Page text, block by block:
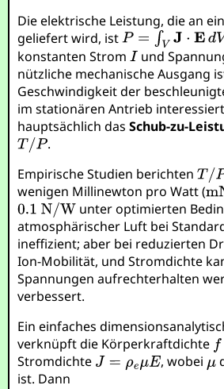
Die elektrische Leistung, die an
geliefert wird, ist
konstanten Strom
und
nützliche mechanische Ausgang
Geschwindigkeit der
im stationären Antrieb
hauptsächlich dasSchub-zu-
.
Empirische Studien berichten
wenigen Millinewton pro Watt (
unter optimierten
atmosphärischer Luft bei
ineffizient; aber bei reduzierten
Ion-Mobilität, und Stromdichte
Spannungen aufrechterhalten
verbessert.
Ein einfaches
verknüpft die Körperkraftdichte
Stromdichte
, wobei
ist. Dann